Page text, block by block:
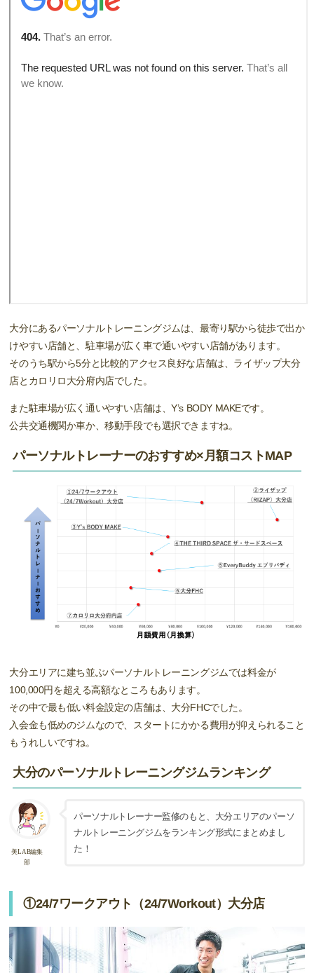
大分にあるパーソナルトレーニングジムは、最寄り駅から徒歩で出か
けやすい店舗と、駐車場が広く車で通いやすい店舗があります。
そのうち駅から5分と比較的アクセス良好な店舗は、ライザップ大分
店とカロリロ大分府内店でした。
また駐車場が広く通いやすい店舗は、Y’s BODY MAKEです。
公共交通機関か車か、移動手段でも選択できますね。
パーソナルトレーナーのおすすめ×月額コストMAP
大分エリアに建ち並ぶパーソナルトレーニングジムでは料金が
100,000円を超える高額なところもあります。
その中で最も低い料金設定の店舗は、大分FHCでした。
入会金も低めのジムなので、スタートにかかる費用が抑えられること
もうれしいですね。
大分のパーソナルトレーニングジムランキング
美LAB編集
部
パーソナルトレーナー監修のもと、大分エリアのパーソ
ナルトレーニングジムをランキング形式にまとめまし
た！
①24/7ワークアウト（24/7Workout）大分店